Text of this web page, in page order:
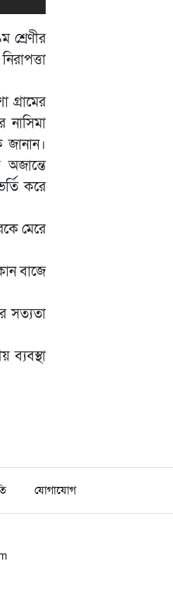
শ্রেণীর
গ্রামের
জানান।
করে
মেরে
বাজে
সত্যতা
ব্যবস্থা
যোগাযোগ